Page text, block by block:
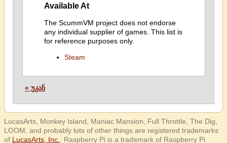
Available At
The ScummVM project does not endorse
any individual supplier of games. This list is
for reference purposes only.
Steam
« უკან
LucasArts, Monkey Island, Maniac Mansion, Full Throttle, The Dig,
LOOM, and probably lots of other things are registered trademarks
of LucasArts, Inc. . Raspberry Pi is a trademark of Raspberry Pi